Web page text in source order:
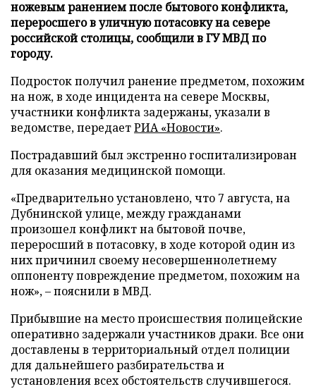
ножевым ранением после бытового конфликта,
переросшего в уличную потасовку на севере
российской столицы, сообщили в ГУ МВД по
городу.
Подросток получил ранение предметом, похожим
на нож, в ходе инцидента на севере Москвы,
участники конфликта задержаны, указали в
ведомстве, передаетРИА «Новости».
Пострадавший был экстренно госпитализирован
для оказания медицинской помощи.
«Предварительно установлено, что 7 августа, на
Дубнинской улице, между гражданами
произошел конфликт на бытовой почве,
переросший в потасовку, в ходе которой один из
них причинил своему несовершеннолетнему
оппоненту повреждение предметом, похожим на
нож», – пояснили в МВД.
Прибывшие на место происшествия полицейские
оперативно задержали участников драки. Все они
доставлены в территориальный отдел полиции
для дальнейшего разбирательства и
установления всех обстоятельств случившегося.